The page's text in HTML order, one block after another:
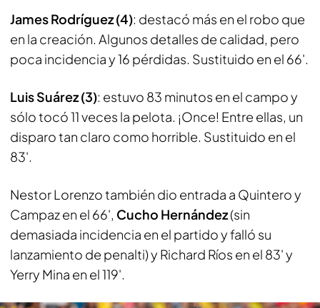
James Rodríguez (4): destacó más en el robo que
en la creación. Algunos detalles de calidad, pero
poca incidencia y 16 pérdidas. Sustituido en el 66'.
Luis Suárez (3): estuvo 83 minutos en el campo y
sólo tocó 11 veces la pelota. ¡Once! Entre ellas, un
disparo tan claro como horrible. Sustituido en el
83'.
Nestor Lorenzo también dio entrada a Quintero y
Campaz en el 66', Cucho Hernández(sin
demasiada incidencia en el partido y falló su
lanzamiento de penalti) y Richard Ríos en el 83' y
Yerry Mina en el 119'.